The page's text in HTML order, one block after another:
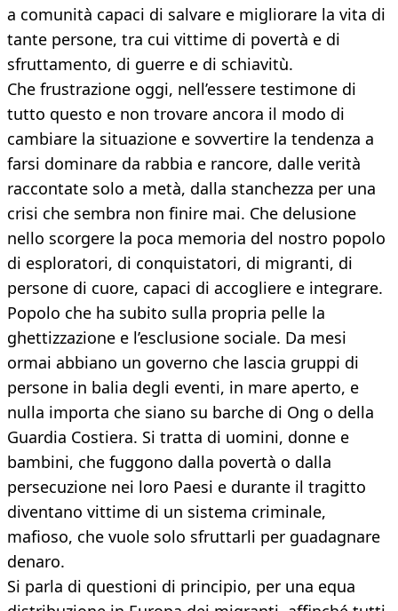
a comunità capaci di salvare e migliorare la vita di
tante persone, tra cui vittime di povertà e di
sfruttamento, di guerre e di schiavitù.
Che frustrazione oggi, nell’essere testimone di
tutto questo e non trovare ancora il modo di
cambiare la situazione e sovvertire la tendenza a
farsi dominare da rabbia e rancore, dalle verità
raccontate solo a metà, dalla stanchezza per una
crisi che sembra non finire mai. Che delusione
nello scorgere la poca memoria del nostro popolo
di esploratori, di conquistatori, di migranti, di
persone di cuore, capaci di accogliere e integrare.
Popolo che ha subito sulla propria pelle la
ghettizzazione e l’esclusione sociale. Da mesi
ormai abbiano un governo che lascia gruppi di
persone in balia degli eventi, in mare aperto, e
nulla importa che siano su barche di Ong o della
Guardia Costiera. Si tratta di uomini, donne e
bambini, che fuggono dalla povertà o dalla
persecuzione nei loro Paesi e durante il tragitto
diventano vittime di un sistema criminale,
mafioso, che vuole solo sfruttarli per guadagnare
denaro.
Si parla di questioni di principio, per una equa